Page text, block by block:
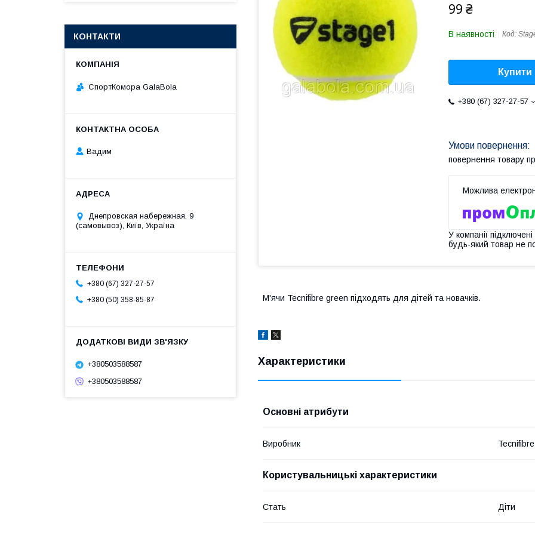
99 ₴
В наявності Код:
Купити
+380 (67) 327-27-57
повернення товару
У компанії
будь-який товар не
М'ячи Tecnifibre green підходять для дітей та новачків.
Характеристики
Основні атрибути
Виробник Tecnifibre
Користувальницькі характеристики
Стать Діти
КОНТАКТИ
СпортКомора GalaBola
Вадим
Днепровская набережная, 9
(самовывоз), Київ, Україна
+380 (67) 327-27-57
+380 (50) 358-85-87
+380503588587
+380503588587